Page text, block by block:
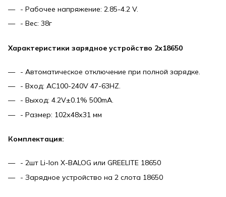
- Рабочее напряжение: 2.85-4.2 V.
- Вес: 38г
Характеристики зарядное устройство 2х18650
- Автоматическое отключение при полной зарядке.
- Вход: AC100-240V 47-63HZ.
- Выход: 4.2V±0.1% 500mA.
- Размер: 102х48х31 мм
Комплектация:
- 2шт Li-Ion X-BALOG или GREELITE 18650
- Зарядное устройство на 2 слота 18650